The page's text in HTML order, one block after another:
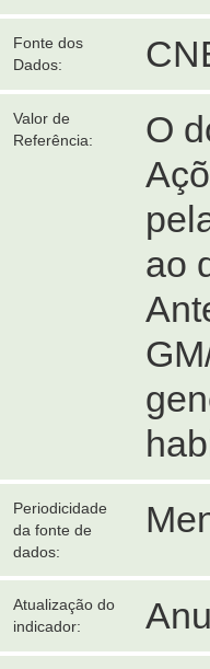
Fonte dos
Dados:
Valor de
Referência:
O
ao
Periodicidade
da fonte de
dados:
Atualização do
indicador: